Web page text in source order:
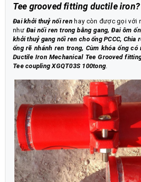
Tee grooved fitting ductile iron?
Đai khởi thuỷ nối renhay còn được gọi với
như Đai nối ren trong bằng gang, Đai ôm
khởi thuỷ gang nối ren cho ống PCCC, Chia
ống rẽ nhánh ren trong, Cùm khóa ống
Ductile Iron Mechanical Tee Grooved
Tee coupling XGQT03S 100tong.